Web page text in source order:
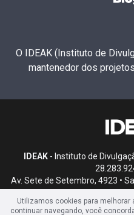
O IDEAK (Instituto de
mantenedor dos
IDEAK- Instituto de
Av. Sete de Setembro, 4923 •
Utilizamos cookies para
continuar navegando, você